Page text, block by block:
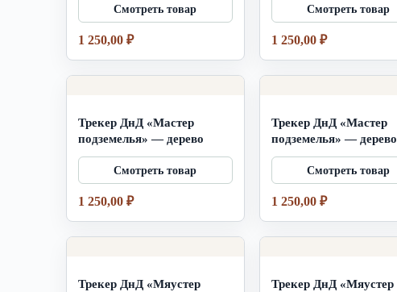
1 250,00 ₽ 1 250,00 ₽
Трекер ДнД «Мастер
подземелья» — дерево
1 250,00 ₽
Трекер ДнД «Мастер
подземелья» — дерево
1 250,00 ₽
Трекер ДнД «Мяустер
Трекер ДнД «Мяустер